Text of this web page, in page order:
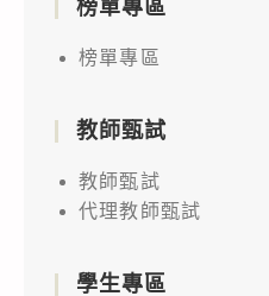
榜單專區
榜單專區
教師甄試
教師甄試
代理教師甄試
學生專區